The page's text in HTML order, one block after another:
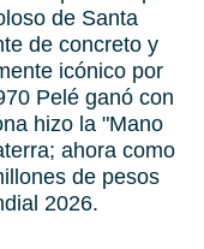
de Santa
de concreto y
icónico por
Pelé ganó con
hizo la "Mano
ahora como
de pesos
2026.